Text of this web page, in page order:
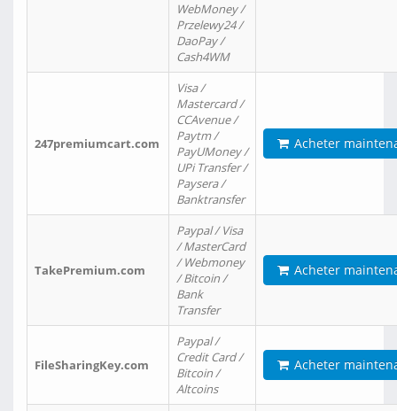
WebMoney /
Przelewy24 /
DaoPay /
Cash4WM
247premiumcart.com
Visa /
Mastercard /
CCAvenue /
Paytm /
PayUMoney /
UPi Transfer /
Paysera /
Banktransfer
Acheter
TakePremium.com
Paypal / Visa
/ MasterCard
/ Webmoney
/ Bitcoin /
Bank
Transfer
Acheter
FileSharingKey.com
Paypal /
Credit Card /
Bitcoin /
Altcoins
Acheter